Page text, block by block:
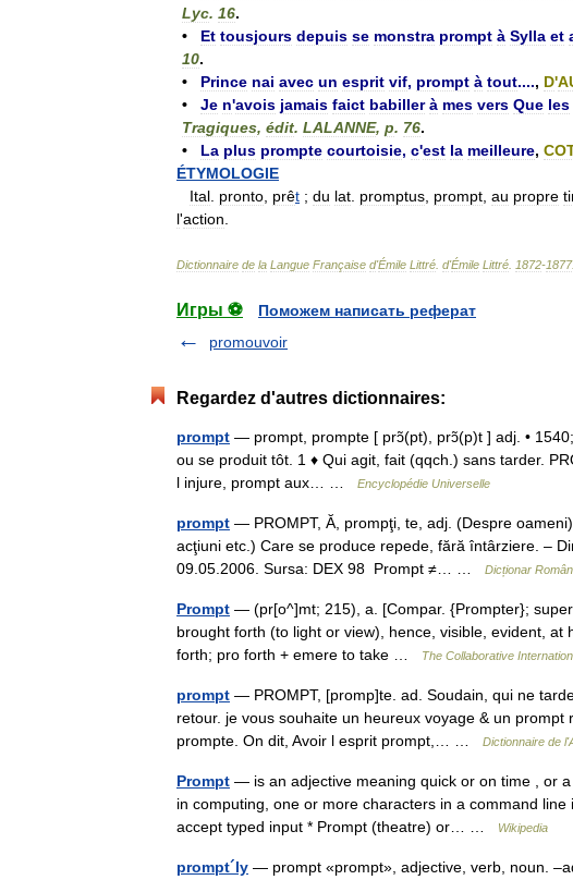
Lyc. 16.
•
Et tousjours depuis se monstra prompt à Sylla et
10.
•
Prince nai avec un esprit vif, prompt à tout...., D'
•
Je n'avois jamais faict babiller à mes vers Que les
Tragiques, édit. LALANNE, p. 76.
•
La plus prompte courtoisie, c'est la meilleure,
ÉTYMOLOGIE
Ital pronto prêt ; du lat promptus prompt au propre
l'action
Dictionnaire de la Langue Française d'Émile Littré d'Émile Littré 1872-1877.
Игры ⚽
Поможем написать реферат
promouvoir
Regardez d'autres dictionnaires:
prompt — prompt, prompte [ prɔ̃(pt), prɔ̃(p)t ] adj. •
ou se produit tôt. 1 ♦ Qui agit, fait (qqch.) sans tarder.
l injure, prompt aux… …
Encyclopédie Universelle
prompt — PROMPT, Ă, prompţi, te, adj. (Despre
acţiuni etc.) Care se produce repede, fără întârziere. –
09.05.2006. Sursa: DEX 98 Prompt ≠… …
Dicționar Român
Prompt — (pr[o^]mt; 215), a. [Compar. {Prompter};
brought forth (to light or view), hence, visible, evident,
forth; pro forth + emere to take …
The Collaborative
prompt — PROMPT, [promp]te. ad. Soudain, qui ne
retour. je vous souhaite un heureux voyage & un
prompte. On dit, Avoir l esprit prompt,… …
Dictionnaire de
Prompt — is an adjective meaning quick or on time , or
in computing, one or more characters in a command
accept typed input * Prompt (theatre) or… …
Wikipedia
prompt´ly — prompt «prompt», adjective, verb, noun.